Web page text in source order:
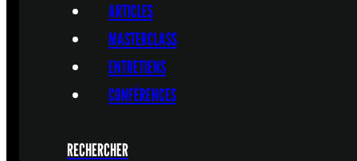
ARTICLES
MASTERCLASS
ENTRETIENS
CONFÉRENCES
RECHERCHER